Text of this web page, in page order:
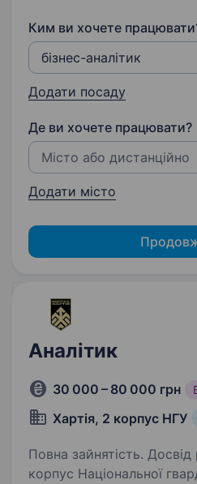
Ким ви хочете
Додати посаду
Де ви хочете працювати?
Додати місто
Аналітик
30 000 – 80 000 грн
Хартія, 2 корпус НГУ
Повна зайнятість. Досвід
корпус Національної